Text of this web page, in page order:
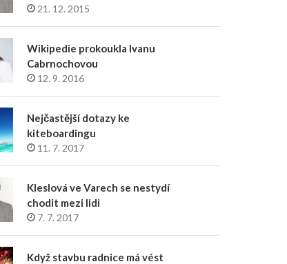
21. 12. 2015
Wikipedie prokoukla Ivanu
Cabrnochovou
12. 9. 2016
Nejčastější dotazy ke
kiteboardingu
11. 7. 2017
Kleslová ve Varech se nestydí
chodit mezi lidi
7. 7. 2017
Když stavbu radnice má vést